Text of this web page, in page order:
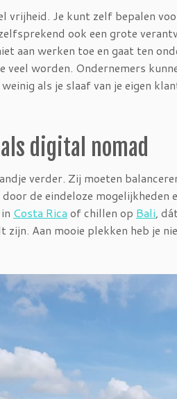
vrijheid. Je kunt zelf bepalen
ook een grote
aan werken toe en gaat ten
worden. Ondernemers
als je slaaf van je eigen
digital nomad
verder. Zij moeten
de eindeloze
Costa Rica of chillen op Bali,
zijn. Aan mooie plekken heb je